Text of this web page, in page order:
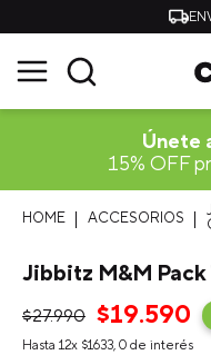
Únete
15% OFF
ACCESORIOS
Jibbitz M&M
$27.990 $19.590
Hasta 12x $1633, 0 de interés